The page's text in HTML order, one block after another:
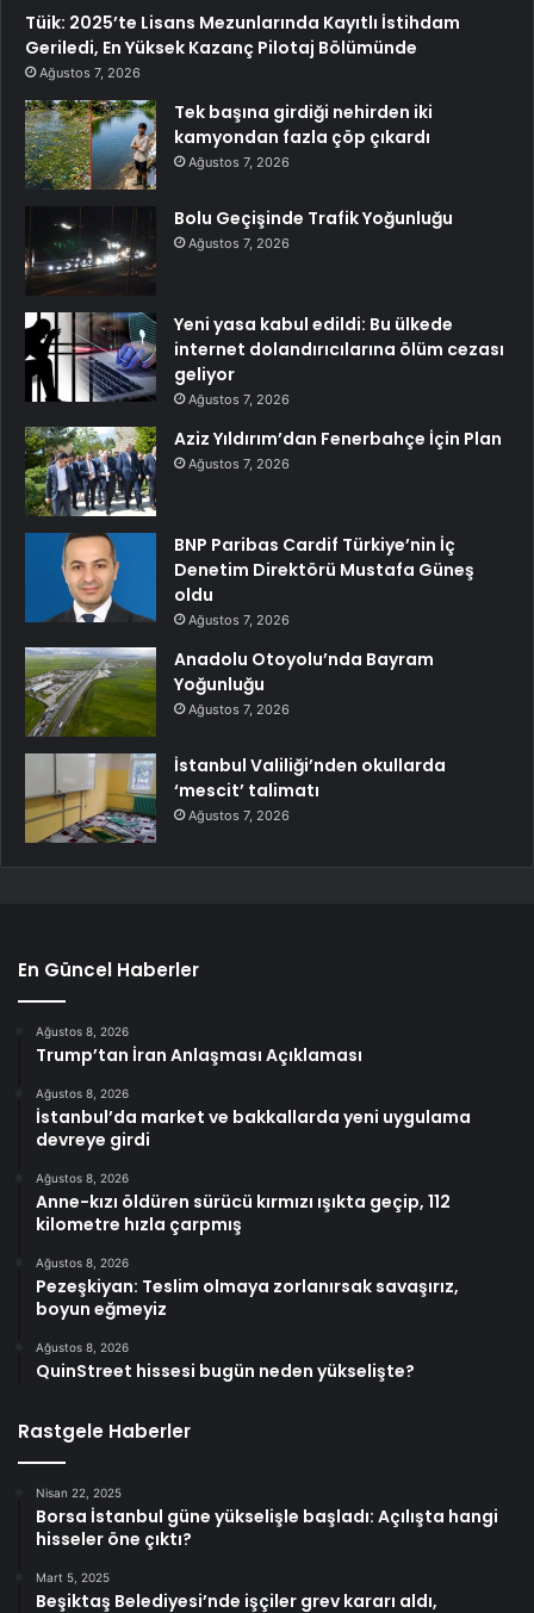
Tüik: 2025’te Lisans Mezunlarında Kayıtlı İstihdam
Geriledi, En Yüksek Kazanç Pilotaj Bölümünde
Ağustos 7, 2026
Tek başına girdiği nehirden iki
kamyondan fazla çöp çıkardı
Ağustos 7, 2026
Bolu Geçişinde Trafik Yoğunluğu
Ağustos 7, 2026
Yeni yasa kabul edildi: Bu ülkede
internet dolandırıcılarına ölüm cezası
geliyor
Ağustos 7, 2026
Aziz Yıldırım’dan Fenerbahçe İçin Plan
Ağustos 7, 2026
BNP Paribas Cardif Türkiye’nin İç
Denetim Direktörü Mustafa Güneş
oldu
Ağustos 7, 2026
Anadolu Otoyolu’nda Bayram
Yoğunluğu
Ağustos 7, 2026
İstanbul Valiliği’nden okullarda
‘mescit’ talimatı
Ağustos 7, 2026
En Güncel Haberler
Ağustos 8, 2026
Trump’tan İran Anlaşması Açıklaması
Ağustos 8, 2026
İstanbul’da market ve bakkallarda yeni uygulama
devreye girdi
Ağustos 8, 2026
Anne-kızı öldüren sürücü kırmızı ışıkta geçip, 112
kilometre hızla çarpmış
Ağustos 8, 2026
Pezeşkiyan: Teslim olmaya zorlanırsak savaşırız,
boyun eğmeyiz
Ağustos 8, 2026
QuinStreet hissesi bugün neden yükselişte?
Rastgele Haberler
Nisan 22, 2025
Borsa İstanbul güne yükselişle başladı: Açılışta hangi
hisseler öne çıktı?
Mart 5, 2025
Beşiktaş Belediyesi’nde işçiler grev kararı aldı,